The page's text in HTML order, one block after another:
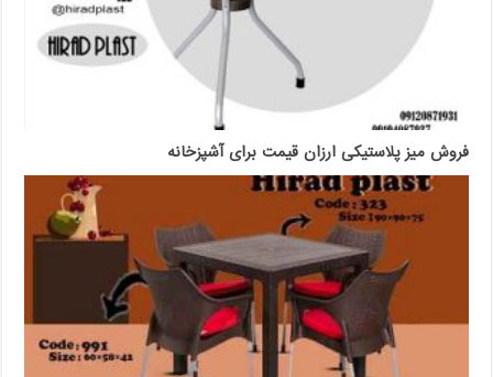
فروش میز پلاستیکی ارزان قیمت برای آشپزخانه